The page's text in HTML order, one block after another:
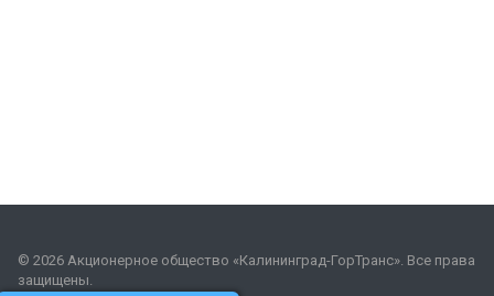
© 2026 Акционерное общество «Калининград-ГорТранс». Все права
защищены.